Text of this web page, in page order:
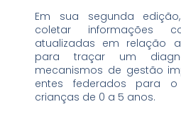
Em sua segunda
coletar informações
atualizadas em relação
para traçar um
mecanismos de gestão
entes federados para
crianças de 0 a 5 anos.